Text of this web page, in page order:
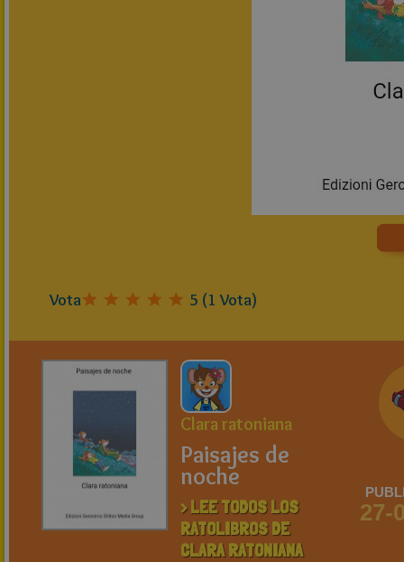
Vota 5 (1 Vota)
Clara ratoniana
Paisajes de
noche
> LEE TODOS LOS
RATOLIBROS DE
CLARA RATONIANA
27-